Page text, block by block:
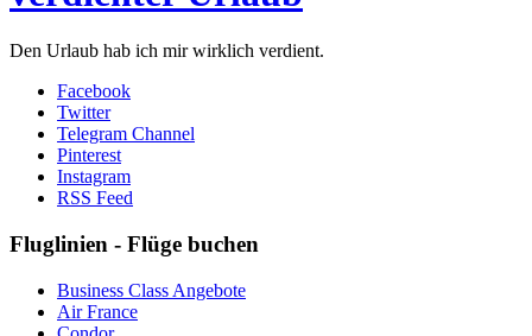
Den Urlaub hab ich mir wirklich verdient.
Facebook
Twitter
Telegram Channel
Pinterest
Instagram
RSS Feed
Fluglinien - Flüge buchen
Business Class Angebote
Air France